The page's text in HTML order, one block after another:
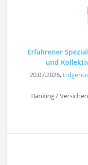
Erfahrener
und
20.07.2026,
Banking /